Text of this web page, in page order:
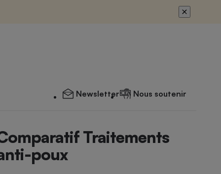
Newsletter Nous soutenir
Traitements
poux